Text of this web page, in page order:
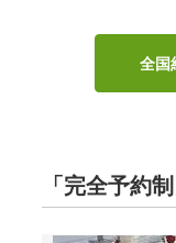
全国
「完全予約